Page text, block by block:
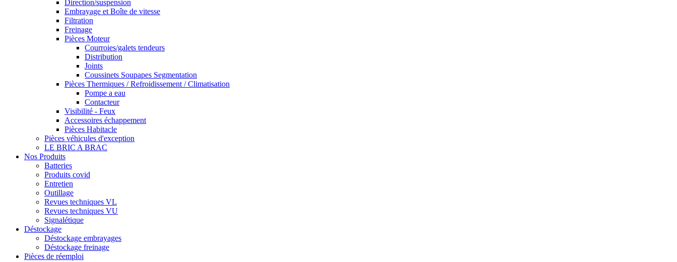
Direction/suspension
Embrayage et Boîte de vitesse
Filtration
Freinage
Pièces Moteur
Courroies/galets tendeurs
Distribution
Joints
Coussinets Soupapes Segmentation
Pièces Thermiques / Refroidissement / Climatisation
Pompe a eau
Contacteur
Visibilité - Feux
Accessoires échappement
Pièces Habitacle
Pièces véhicules d'exception
LE BRIC A BRAC
Nos Produits
Batteries
Produits covid
Entretien
Outillage
Revues techniques VL
Revues techniques VU
Signalétique
Déstockage
Déstockage embrayages
Déstockage freinage
Pièces de réemploi